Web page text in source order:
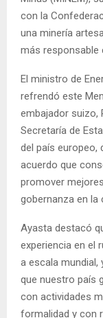
con la
una minería
más responsable
El ministro de
refrendó este
embajador suizo,
Secretaría de
del país europeo,
acuerdo que
promover
gobernanza en la
Ayasta destacó
experiencia en el
a escala
que nuestro país
con actividades
formalidad y con